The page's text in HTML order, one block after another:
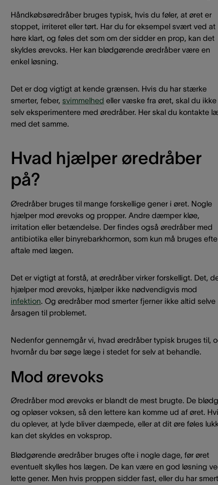
Håndkøbsøredråber bruges typisk, hvis du føler, at øret er
stoppet, irriteret eller tørt. Har du for eksempel svært ved at
høre klart, og føles det som om der sidder en prop, kan det
skyldes ørevoks. Her kan blødgørende øredråber være en
enkel løsning.
Det er dog vigtigt at kende grænsen. Hvis du har stærke
smerter, feber, svimmelhed eller væske fra øret, skal du ikke
selv eksperimentere med øredråber. Her skal du kontakte
med det samme.
Hvad hjælper øredråber
på?
Øredråber bruges til mange forskellige gener i øret. Nogle
hjælper mod ørevoks og propper. Andre dæmper kløe,
irritation eller betændelse. Der findes også øredråber med
antibiotika eller binyrebarkhormon, som kun må bruges
aftale med lægen.
Det er vigtigt at forstå, at øredråber virker forskelligt. Det,
hjælper mod ørevoks, hjælper ikke nødvendigvis mod
infektion. Og øredråber mod smerter fjerner ikke altid selve
årsagen til problemet.
Nedenfor gennemgår vi, hvad øredråber typisk bruges til,
hvornår du bør søge læge i stedet for selv at behandle.
Mod ørevoks
Øredråber mod ørevoks er blandt de mest brugte. De
og opløser voksen, så den lettere kan komme ud af øret.
du oplever, at lyde bliver dæmpede, eller at dit øre føles
kan det skyldes en voksprop.
Blødgørende øredråber bruges ofte i nogle dage, før øret
eventuelt skylles hos lægen. De kan være en god løsning
lette gener. Men hvis proppen sidder fast, eller du har